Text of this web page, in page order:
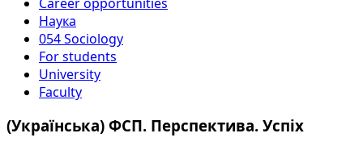
Наука
054 Sociology
For students
University
Faculty
(Українська) ФСП. Перспектива. Успіх